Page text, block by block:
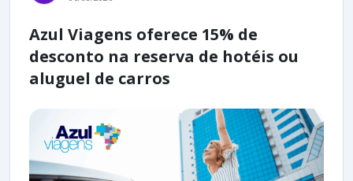
Azul Viagens oferece 15% de
desconto na reserva de hotéis ou
aluguel de carros